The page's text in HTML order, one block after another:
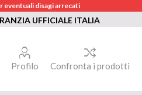
eventuali disagi arrecati
UFFICIALE ITALIA
Profilo Confronta i prodotti